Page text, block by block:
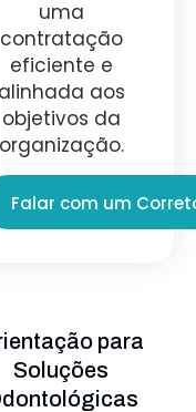
uma
contratação
eficiente e
alinhada aos
objetivos da
organização.
Falar com um
para
Soluções